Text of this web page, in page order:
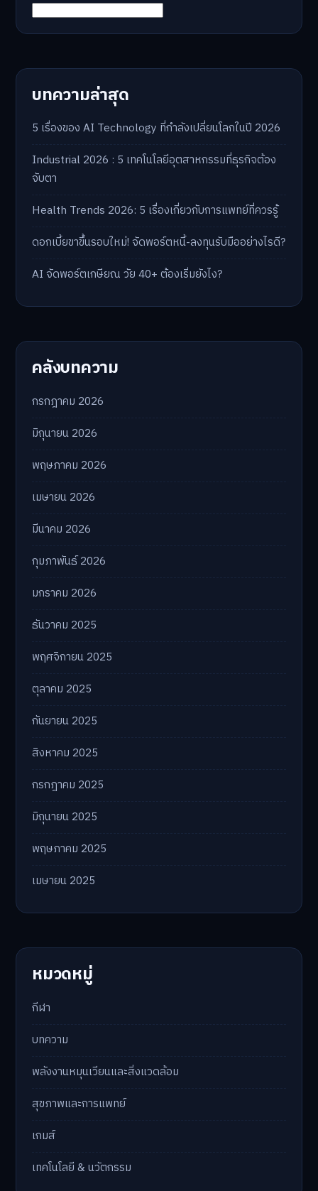
บทความล่าสุด
5 เรื่องของ AI Technology ที่กำลังเปลี่ยนโลกในปี 2026
Industrial 2026 : 5 เทคโนโลยีอุตสาหกรรมที่ธุรกิจต้อง
จับตา
Health Trends 2026: 5 เรื่องเกี่ยวกับการแพทย์ที่ควรรู้
ดอกเบี้ยขาขึ้นรอบใหม่! จัดพอร์ตหนี้-ลงทุนรับมืออย่างไรดี?
AI จัดพอร์ตเกษียณ วัย 40+ ต้องเริ่มยังไง?
คลังบทความ
กรกฎาคม 2026
มิถุนายน 2026
พฤษภาคม 2026
เมษายน 2026
มีนาคม 2026
กุมภาพันธ์ 2026
มกราคม 2026
ธันวาคม 2025
พฤศจิกายน 2025
ตุลาคม 2025
กันยายน 2025
สิงหาคม 2025
กรกฎาคม 2025
มิถุนายน 2025
พฤษภาคม 2025
เมษายน 2025
หมวดหมู่
กีฬา
บทความ
พลังงานหมุนเวียนและสิ่งแวดล้อม
สุขภาพและการแพทย์
เกมส์
เทคโนโลยี & นวัตกรรม